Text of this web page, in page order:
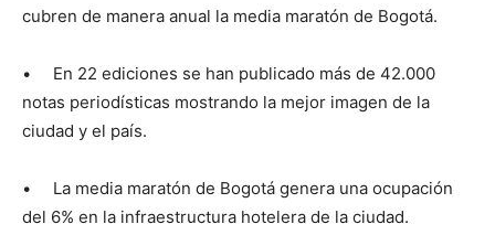
cubren de manera anual la media maratón de Bogotá.
• En 22 ediciones se han publicado más de 42.000
notas periodísticas mostrando la mejor imagen de la
ciudad y el país.
• La media maratón de Bogotá genera una ocupación
del 6% en la infraestructura hotelera de la ciudad.